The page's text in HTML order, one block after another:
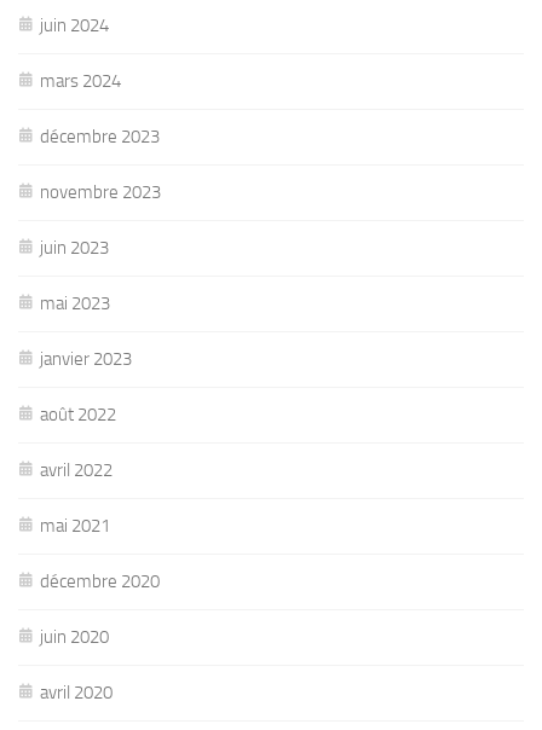
juin 2024
mars 2024
décembre 2023
novembre 2023
juin 2023
mai 2023
janvier 2023
août 2022
avril 2022
mai 2021
décembre 2020
juin 2020
avril 2020